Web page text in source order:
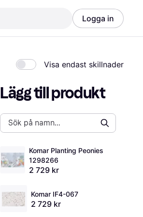
Logga in
Visa endast skillnader
Lägg till produkt
Komar Planting Peonies
1298266
2 729 kr
Komar IF4-067
2 729 kr